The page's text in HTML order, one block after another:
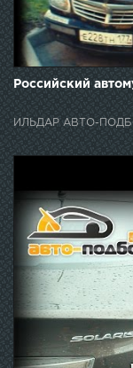
Российский
ИЛЬДАР АВТО-